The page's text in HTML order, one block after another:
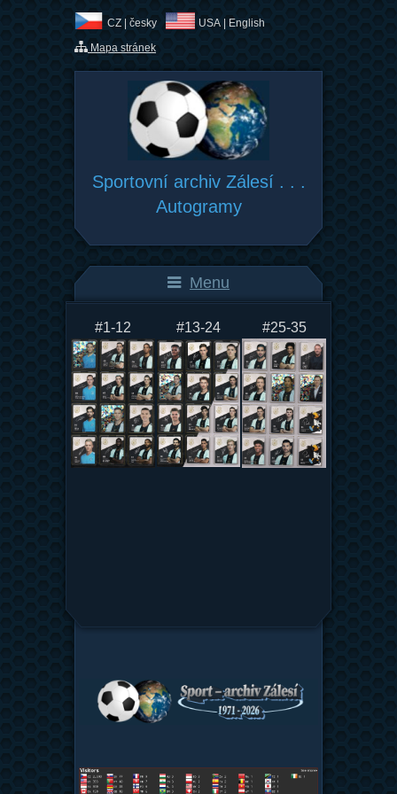
CZ | česky USA |
English
Mapa stránek
Sportovní archiv Zálesí . . .
Autogramy
Menu
#1-12 #13-24 #25-35